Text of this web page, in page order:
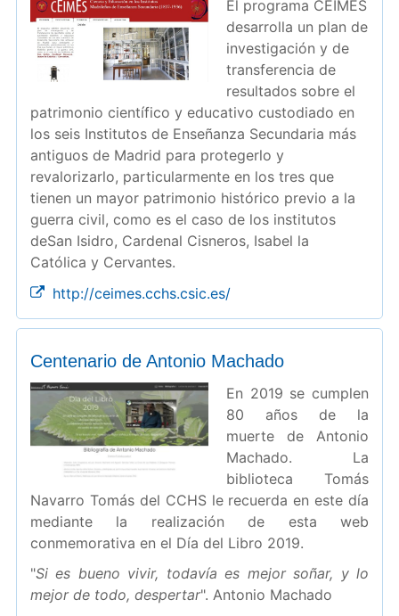
El programa CEIMES
desarrolla un plan de
investigación y de
transferencia de
resultados sobre el
patrimonio científico y educativo custodiado en
los seis Institutos de Enseñanza Secundaria más
antiguos de Madrid para protegerlo y
revalorizarlo, particularmente en los tres que
tienen un mayor patrimonio histórico previo a la
guerra civil, como es el caso de los institutos
deSan Isidro, Cardenal Cisneros, Isabel la
Católica y Cervantes.
http://ceimes.cchs.csic.es/
Centenario de Antonio Machado
En 2019 se cumplen
80 años de la
muerte de Antonio
Machado. La
biblioteca Tomás
Navarro Tomás del CCHS le recuerda en este día
mediante la realización de esta web
conmemorativa en el Día del Libro 2019.
"Si es bueno vivir, todavía es mejor soñar, y lo
mejor de todo, despertar". Antonio Machado